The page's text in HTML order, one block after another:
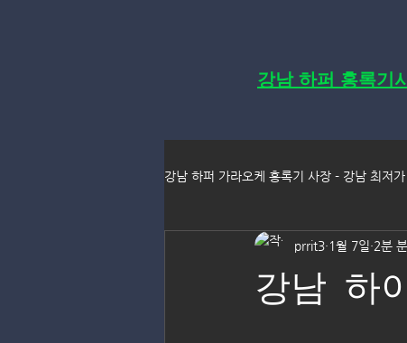
강남 하퍼 홍록기
강남 하퍼 가라오케 홍록기 사장 - 강남 최저
강남 하
prrit3 1월 7일 2분